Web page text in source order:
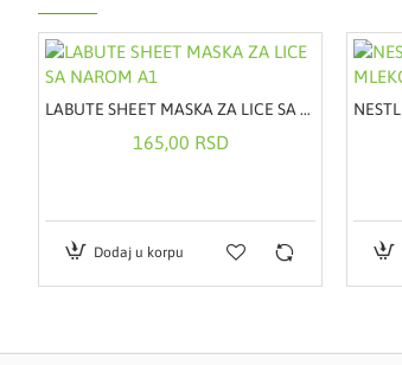
LABUTE SHEET MASKA ZA LICE SA NAROM A1
165,00 RSD
Dodaj u korpu